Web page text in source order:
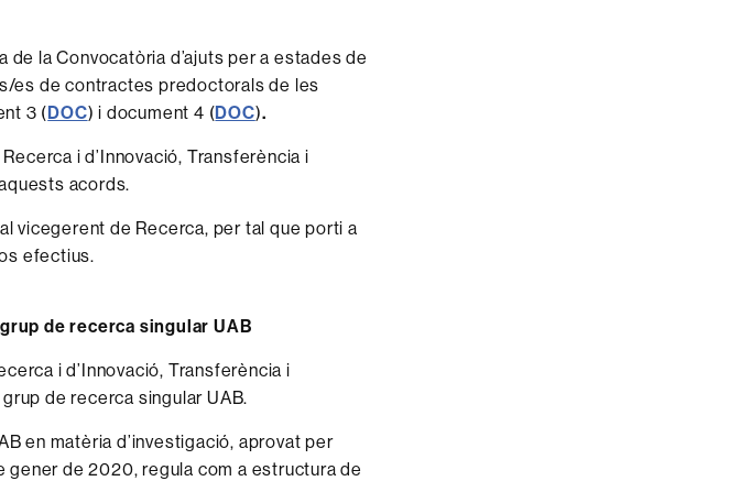
la Convocatòria d’ajuts per a estades de
es de contractes predoctorals de les
3 (DOC) i document 4 (DOC).
i d’Innovació, Transferència i
acords.
vicegerent de Recerca, per tal que porti a
efectius.
de recerca singular UAB
i d’Innovació, Transferència i
de recerca singular UAB.
en matèria d’investigació, aprovat per
de 2020, regula com a estructura de